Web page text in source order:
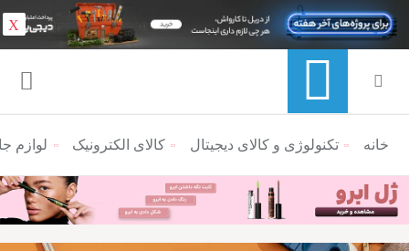
منوی ناوبری خرده نان
خانه تکنولوژی و کالای دیجیتال کالای الکترونیک لوازم
X